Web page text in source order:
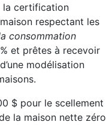
la certification
respectant les
consommation
et prêtes à recevoir
modélisation
$ pour le scellement
la maison nette zéro